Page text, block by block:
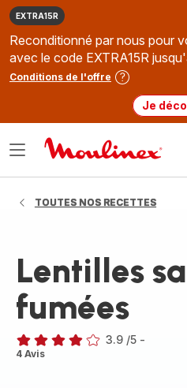
EXTRA15R
Reconditionné par nous pour
avec le code EXTRA15R
Conditions de l'offre
Je
Ouvrir
TOUTES NOS RECETTES
Lentilles
fumées
ratings.3.9
3.9 /5 -
4 Avis